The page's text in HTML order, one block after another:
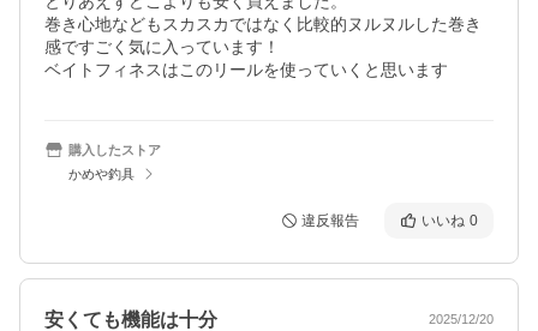
巻き心地などもスカスカではなく比較的ヌルヌルした巻き
感ですごく気に入っています！
ベイトフィネスはこのリールを使っていくと思います
購入したストア
かめや釣具
違反報告 いいね 0
安くても機能は十分 2025/12/20